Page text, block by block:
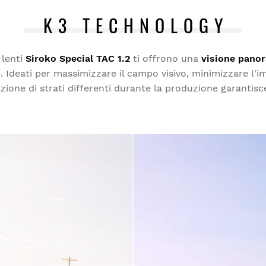
K3 TECHNOLOGY
lenti Siroko Special TAC 1.2 ti offrono una visione
per massimizzare il campo visivo, minimizzare
di strati differenti durante la produzione